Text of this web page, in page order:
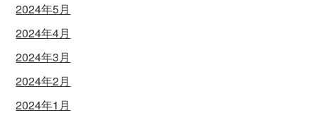
2024年5月
2024年4月
2024年3月
2024年2月
2024年1月